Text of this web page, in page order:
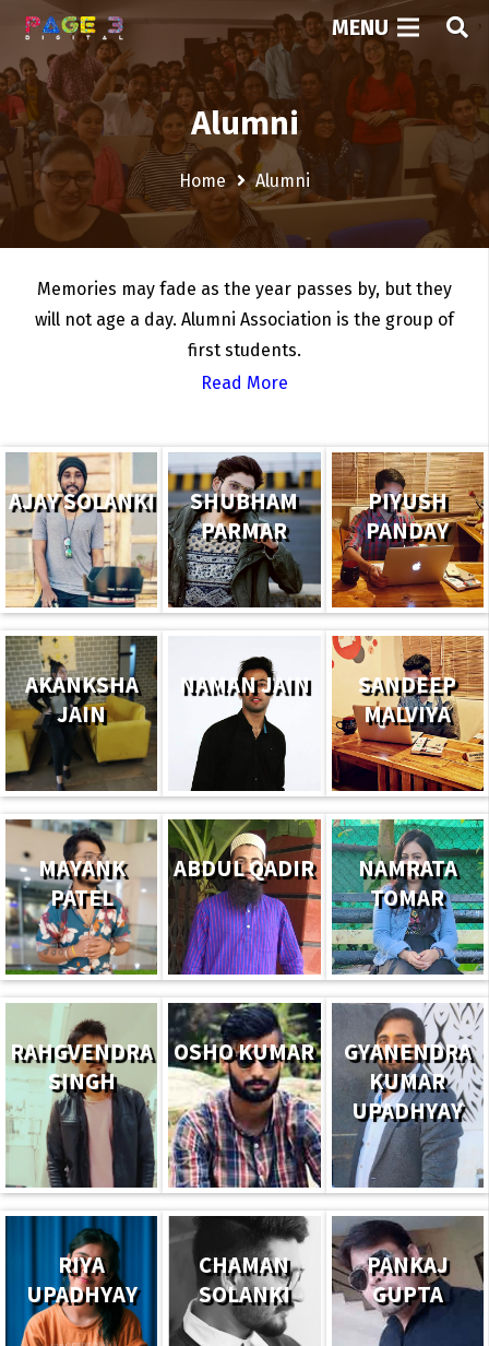
MENU
Alumni
Home Alumni
Memories may fade as the year passes by, but they
will not age a day. Alumni Association is the group of
first students.
Read More
AJAY SOLANKI
SHUBHAM
PARMAR
PIYUSH
PANDAY
AKANKSHA
JAIN
NAMAN JAIN
SANDEEP
MALVIYA
MAYANK
PATEL
ABDUL QADIR
NAMRATA
TOMAR
RAHGVENDRA
SINGH
OSHO KUMAR
GYANENDRA
KUMAR
UPADHYAY
RIYA
UPADHYAY
CHAMAN
SOLANKI
PANKAJ
GUPTA